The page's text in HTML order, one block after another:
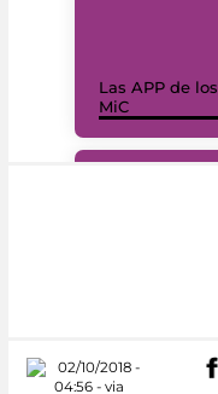
Las APP de los
MiC